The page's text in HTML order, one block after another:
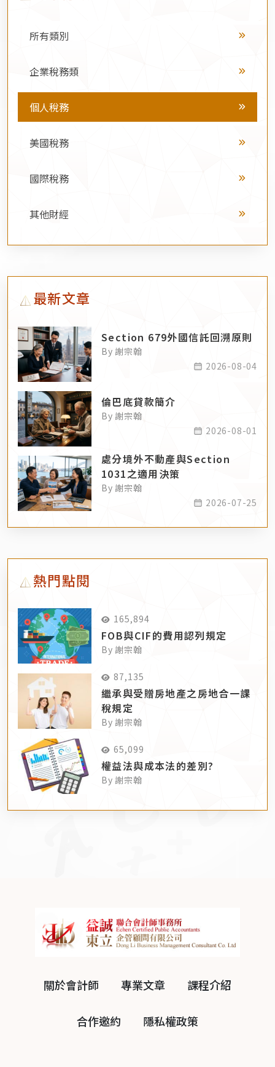
所有類別
企業稅務類
個人稅務
美國稅務
國際稅務
其他財經
最新文章
Section 679外國信託回溯原則
By 謝宗翰
2026-08-04
倫巴底貸款簡介
By 謝宗翰
2026-08-01
處分境外不動產與Section
1031之適用決策
By 謝宗翰
2026-07-25
熱門點閱
165,894
FOB與CIF的費用認列規定
By 謝宗翰
87,135
繼承與受贈房地產之房地合一課
稅規定
By 謝宗翰
65,099
權益法與成本法的差別?
By 謝宗翰
關於會計師 專業文章 課程介紹
合作邀約 隱私權政策